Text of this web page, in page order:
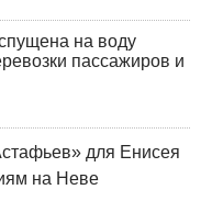
на воду
пассажиров и
для Енисея
на Неве